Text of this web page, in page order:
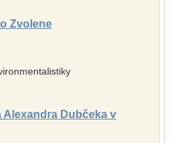
Zvolene
Dubčeka v